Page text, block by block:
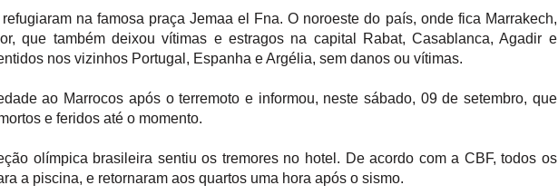
na famosa praça Jemaa el Fna. O noroeste do país, onde fica Marrakech,
que também deixou vítimas e estragos na capital Rabat, Casablanca, Agadir e
nos vizinhos Portugal, Espanha e Argélia, sem danos ou vítimas.
ao Marrocos após o terremoto e informou, neste sábado, 09 de setembro, que
e feridos até o momento.
olímpica brasileira sentiu os tremores no hotel. De acordo com a CBF, todos os
a piscina, e retornaram aos quartos uma hora após o sismo.